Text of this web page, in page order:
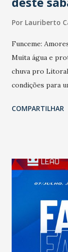
Por Lauriberto
Funceme:
Muita água e
chuva pro
condições para
Porteiras: 18
Pedra Branca: 2
Cariús: 1 mm.
COMPARTILHAR